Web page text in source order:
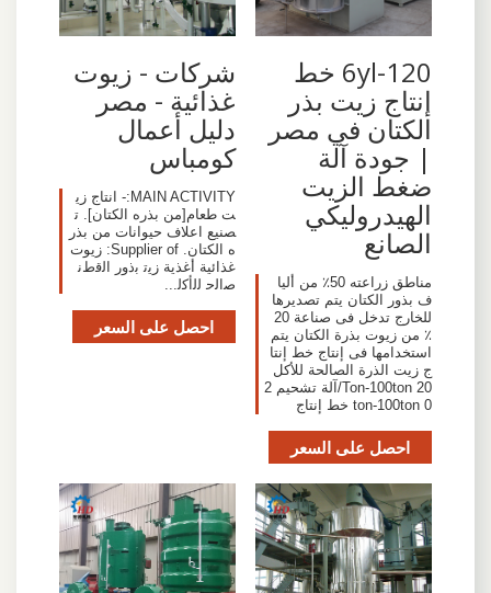
6yl-120 خط
إنتاج زيت بذر
الكتان في مصر
| جودة آلة
ضغط الزيت
الهيدروليكي
الصانع
مناطق زراعته 50٪ من أليا
ف بذور الكتان يتم تصديرها
للخارج تدخل فى صناعة 20
٪ من زيوت بذرة الكتان يتم
استخدامها فى إنتاج خط إنتا
ج زيت الذرة الصالحة للأكل
20 Ton-100ton/آلة تشحيم 2
0 ton-100ton خط إنتاج
احصل على السعر
شركات - زيوت
غذائية - مصر
دليل أعمال
كومباس
MAIN ACTIVITY:- انتاج زي
ت طعام[من بذره الكتان]. ت
صنيع اعلاف حيوانات من بذر
ه الكتان. Supplier of: زيوت
غذائية أغذية ﺯﻳﺗ ﺑﺫﻭﺭ ﺍﻟﻗﻁﻧ
ﺻﺍﻟﺣ ﻟﻟﺃﻛﻟ...
احصل على السعر